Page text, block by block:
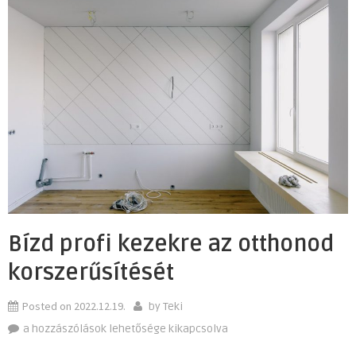
Bízd profi kezekre az otthonod
korszerűsítését
Posted on 2022.12.19. byTeki
Bízd
a hozzászólások lehetősége kikapcsolva